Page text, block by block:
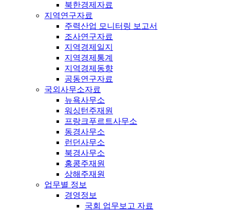
북한경제자료
지역연구자료
주력산업 모니터링 보고서
조사연구자료
지역경제일지
지역경제통계
지역경제동향
공동연구자료
국외사무소자료
뉴욕사무소
워싱턴주재원
프랑크푸르트사무소
동경사무소
런던사무소
북경사무소
홍콩주재원
상해주재원
업무별 정보
경영정보
국회 업무보고 자료